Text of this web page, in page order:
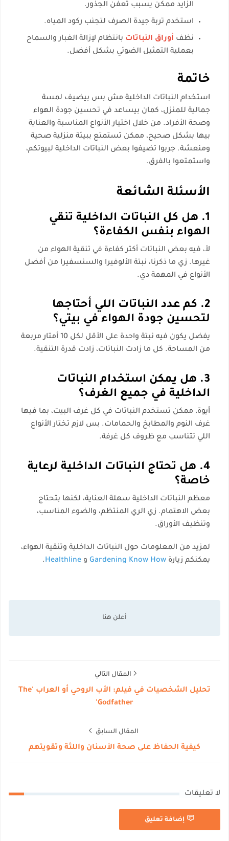
الزايد ممكن يسبب تعفن الجذور.
استخدم تربة جيدة الصرف لتجنب ركود المياه.
نظف أوراق النباتات بانتظام لإزالة الغبار والسماح
بعملية التمثيل الضوئي بشكل أفضل.
خاتمة
استخدام النباتات الداخلية مش بس بيضيف لمسة
جمالية للمنزل، كمان بيساعد في تحسين جودة الهواء
وصحة الأفراد. من خلال اختيار الأنواع المناسبة والعناية
بيها بشكل صحيح، ممكن تستمتع ببيئة منزلية صحية
ومنعشة. جربوا تضيفوا بعض النباتات الداخلية لبيوتكم،
واستمتعوا بالفرق.
الأسئلة الشائعة
1. هل كل النباتات الداخلية تنقي
الهواء بنفس الكفاءة؟
لأ، فيه بعض النباتات أكتر كفاءة في تنقية الهواء من
غيرها. زي ما ذكرنا، نبتة الألوفيرا والسنسفيرا من أفضل
الأنواع في المهمة دي.
2. كم عدد النباتات اللي أحتاجها
لتحسين جودة الهواء في بيتي؟
يفضل يكون فيه نبتة واحدة على الأقل لكل 10 أمتار مربعة
من المساحة. كل ما زادت النباتات، زادت قدرة التنقية.
3. هل يمكن استخدام النباتات
الداخلية في جميع الغرف؟
أيوة، ممكن تستخدم النباتات في كل غرف البيت، بما فيها
غرف النوم والمطابخ والحمامات. بس لازم تختار الأنواع
اللي تتناسب مع ظروف كل غرفة.
4. هل تحتاج النباتات الداخلية لرعاية
خاصة؟
معظم النباتات الداخلية سهلة العناية، لكنها بتحتاج
بعض الاهتمام. زي الري المنتظم، والضوء المناسب،
وتنظيف الأوراق.
لمزيد من المعلومات حول النباتات الداخلية وتنقية الهواء،
يمكنكم زيارة Gardening Know How و Healthline
.
المقال التالي
تحليل الشخصيات في فيلم: الأب الروحي أو العراب 'The
Godfather'
المقال السابق
كيفية الحفاظ على صحة الأسنان واللثة وتقويتهم
لا تعليقات
إضافة تعليق